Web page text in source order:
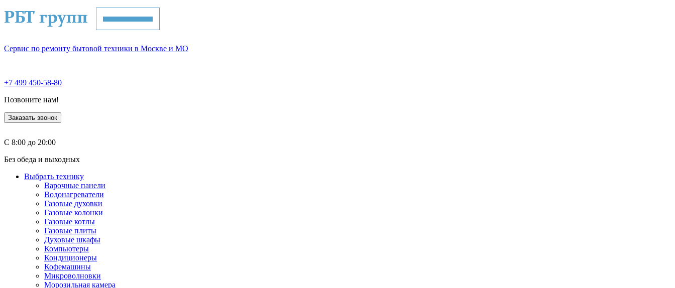
Сервис по ремонту бытовой техники в Москве и МО
+7 499 450-58-80
Позвоните нам!
Заказать звонок
С 8:00 до 20:00
Без обеда и выходных
Выбрать технику
Варочные панели
Водонагреватели
Газовые духовки
Газовые колонки
Газовые котлы
Газовые плиты
Духовые шкафы
Компьютеры
Кондиционеры
Кофемашины
Микроволновки
Морозильная камера